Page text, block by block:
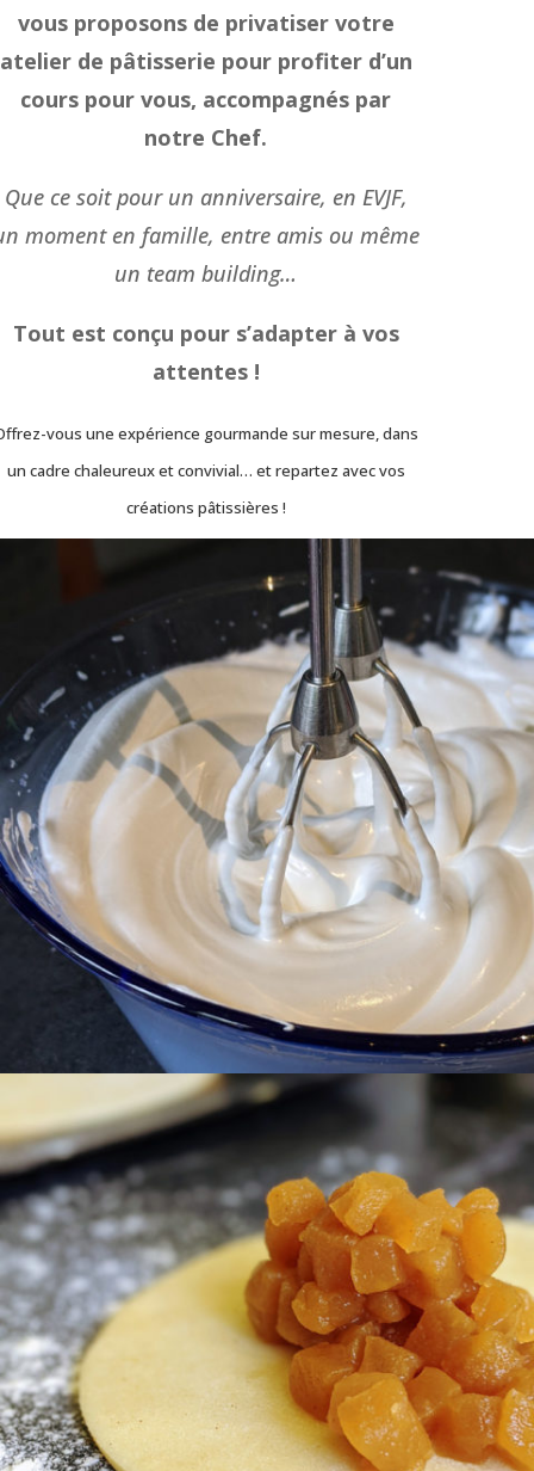
vous proposons de privatiser votre
atelier de pâtisserie pour profiter d’un
cours pour vous, accompagnés par
notre Chef.
Que ce soit pour un anniversaire, en EVJF,
moment en famille, entre amis ou même
un team building…
Tout est conçu pour s’adapter à vos
attentes !
vous une expérience gourmande sur mesure, dans
un cadre chaleureux et convivial… et repartez avec vos
créations pâtissières !